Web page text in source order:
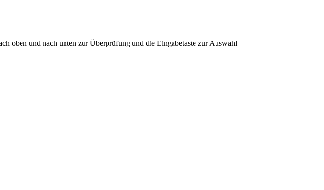
oben und nach unten zur Überprüfung und die Eingabetaste zur Auswahl.